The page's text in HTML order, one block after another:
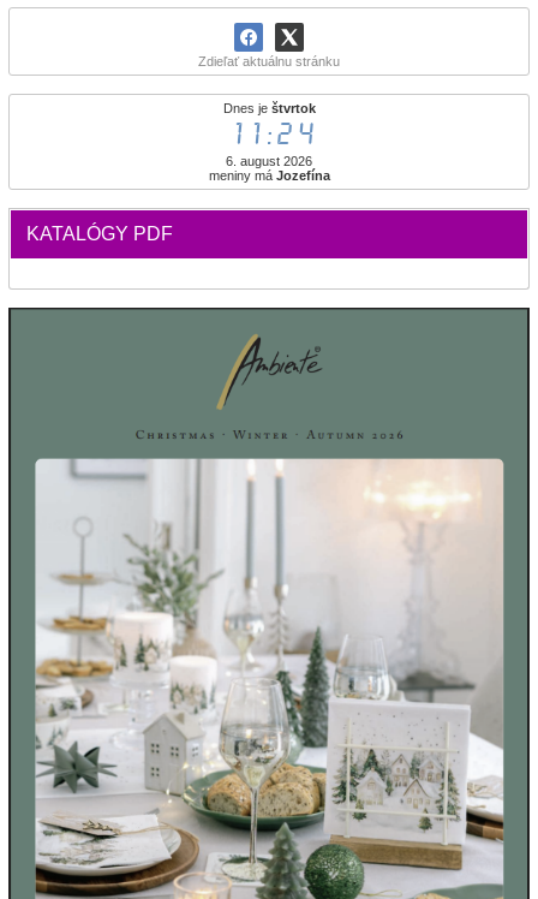
Zdieľať aktuálnu stránku
Dnes je štvrtok
11:24
6. august 2026
meniny má Jozefína
KATALÓGY PDF